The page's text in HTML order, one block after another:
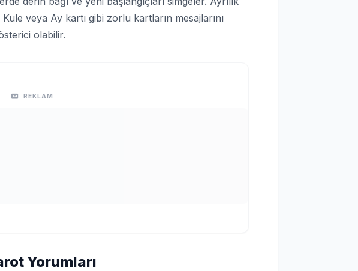
veya Ay kartı gibi zorlu kartların mesajlarını
olabilir.
REKLAM
Yorumları